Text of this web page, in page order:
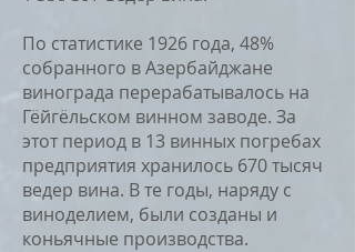
По статистике 1926 года, 48%
собранного в Азербайджане
винограда перерабатывалось на
Гёйгёльском винном заводе. За
этот период в 13 винных погребах
предприятия хранилось 670 тысяч
ведер вина. В те годы, наряду с
виноделием, были созданы и
коньячные производства.